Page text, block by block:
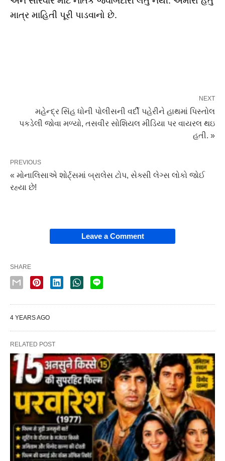
માત્ર માહિતી પૂરી પાડવાનો છે.
NEXT
મહેન્દ્ર સિંહ ધોની પોલીસની વર્દી પહેરીને હાથમાં પિસ્તોલ
પકડેલી જોવા મળ્યો, તસવીર સોશિયલ મીડિયા પર વાયરલ થઇ
હતી. »
PREVIOUS
« મોનાલિસાએ શોર્ટ્સમાં બ્રાલેસ ટોપ, સેક્સી લેગ્સ લોકો જોઈ
રહ્યા છે!
Leave a Comment
SHARE
4 YEARS AGO
RELATED POST